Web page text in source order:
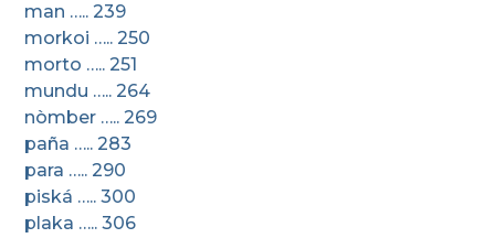
man ….. 239
morkoi ….. 250
morto ….. 251
mundu ….. 264
nòmber ….. 269
paña ….. 283
para ….. 290
piská ….. 300
plaka ….. 306